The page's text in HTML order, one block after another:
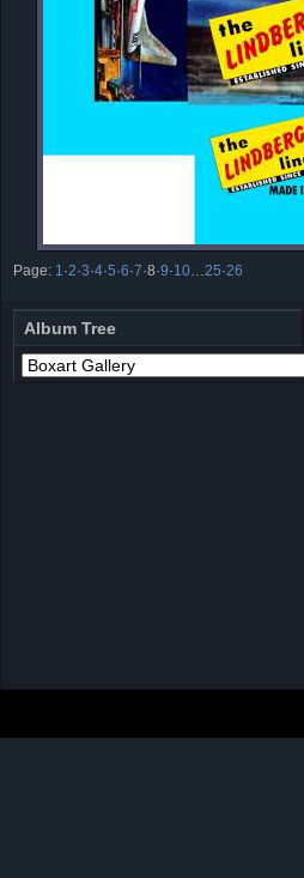
Page: 1 ·2·3·4·5·6·7·8·9·10 25·26
Album Tree